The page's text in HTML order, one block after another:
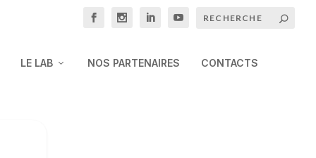
LE LAB NOS PARTENAIRES CONTACTS